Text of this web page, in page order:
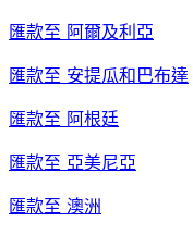
匯款至 阿爾及利亞
匯款至 安提瓜和巴布達
匯款至 阿根廷
匯款至 亞美尼亞
匯款至 澳洲